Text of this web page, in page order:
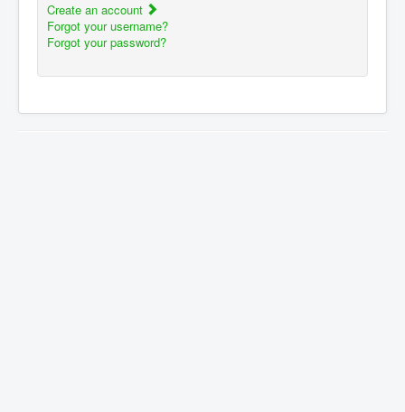
Create an account
Forgot your username?
Forgot your password?